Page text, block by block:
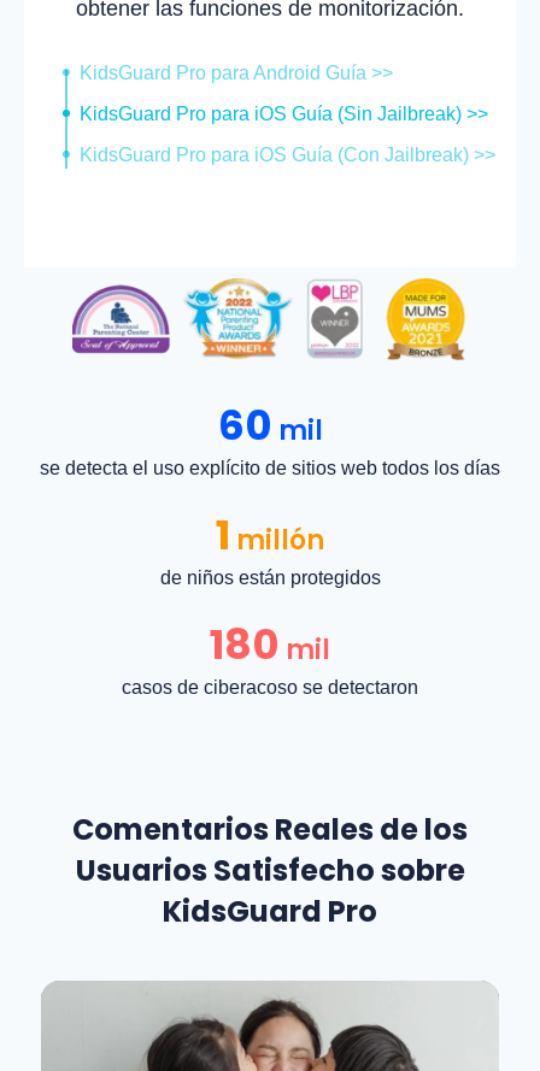
obtener las funciones de monitorización.
KidsGuard Pro para Android Guía >>
KidsGuard Pro para iOS Guía (Sin Jailbreak) >>
KidsGuard Pro para iOS Guía (Con Jailbreak) >>
60 mil
se detecta el uso explícito de sitios web todos los días
1 millón
de niños están protegidos
180 mil
casos de ciberacoso se detectaron
Comentarios Reales de los
Usuarios Satisfecho sobre
KidsGuard Pro